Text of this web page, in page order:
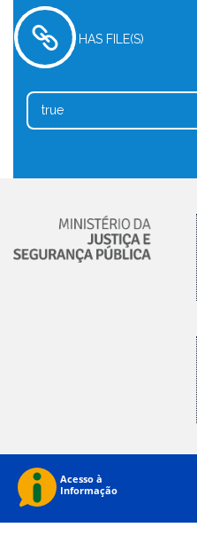
HAS FILE(S)
true